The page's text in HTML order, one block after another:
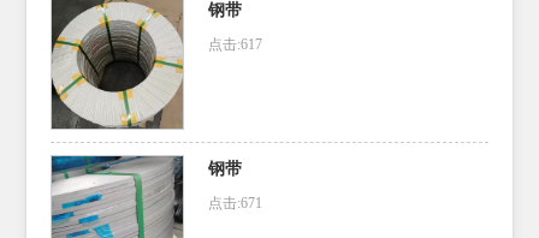
钢带
点击:617
钢带
点击:671